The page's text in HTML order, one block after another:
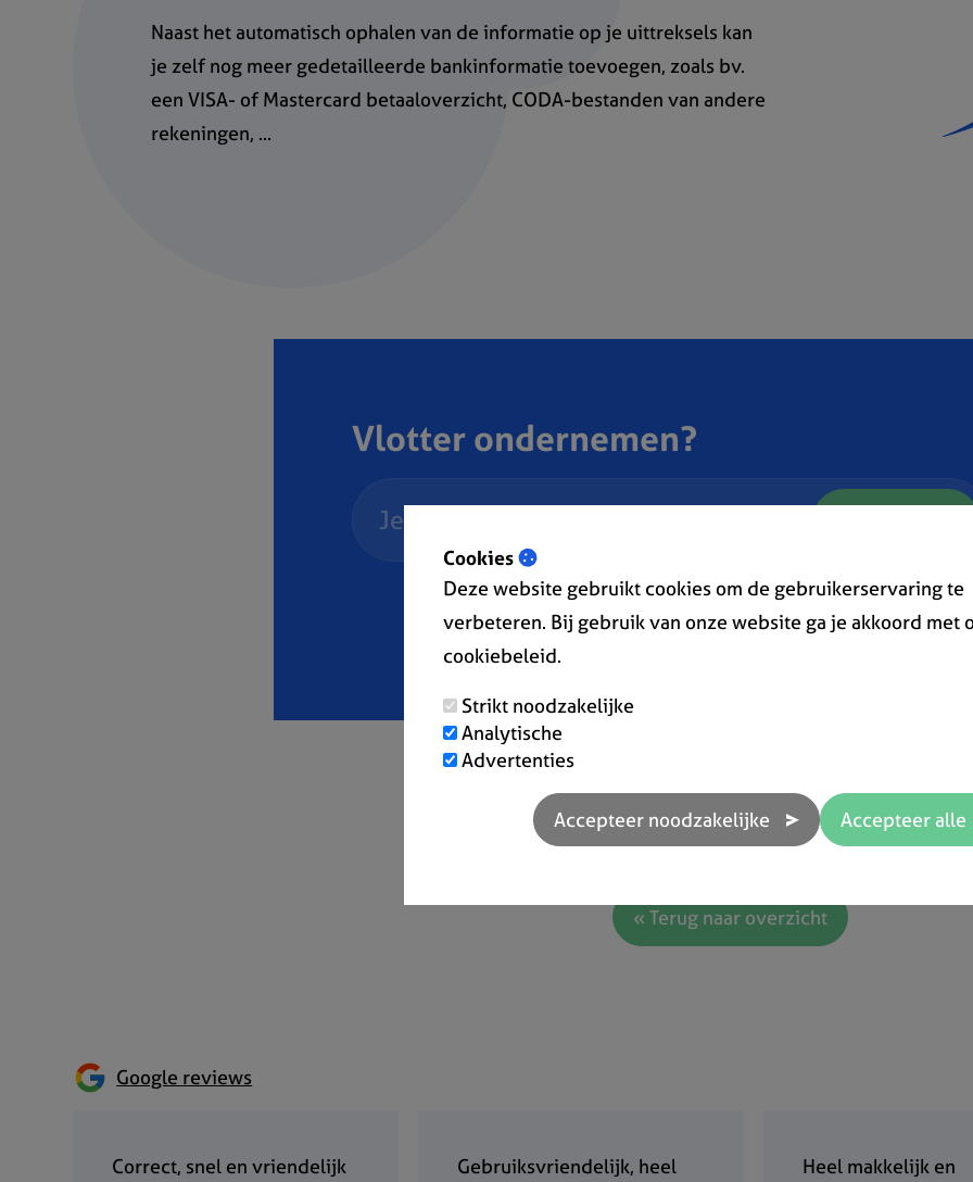
Naast het automatisch ophalen van de informatie op je uittreksels kan
je zelf nog meer gedetailleerde bankinformatie toevoegen, zoals bv.
een VISA- of Mastercard betaaloverzicht, CODA-bestanden van andere
rekeningen, ...
Vlotter ondernemen?
probeer 14 dagen gratis en vrijblijvend!
of registreer via
« Terug naar overzicht
Google reviews
Correct, snel en vriendelijk
Gebruiksvriendelijk, heel
Heel makkelijk en
Cookies
Deze website gebruikt cookies om de gebruikerservaring te
verbeteren. Bij gebruik van onze website ga je akkoord met
cookiebeleid.
Strikt noodzakelijke
Analytische
Advertenties